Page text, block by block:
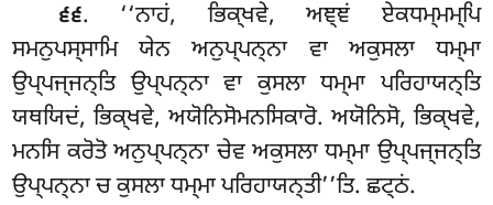
੬੬. ‘‘ਨਾਹਂ, ਭਿਕ੍ਖਵੇ, ਅਞ੍ਞਂ ਏਕਧਮ੍ਮਮ੍ਪਿ
ਸਮਨੁਪਸ੍ਸਾਮਿ ਯੇਨ ਅਨੁਪ੍ਪਨ੍ਨਾ ਵਾ ਅਕੁਸਲਾ ਧਮ੍ਮਾ
ਉਪ੍ਪਜ੍ਜਨ੍ਤਿ ਉਪ੍ਪਨ੍ਨਾ ਵਾ ਕੁਸਲਾ ਧਮ੍ਮਾ ਪਰਿਹਾਯਨ੍ਤਿ
ਯਥਯਿਦਂ, ਭਿਕ੍ਖਵੇ, ਅਯੋਨਿਸੋਮਨਸਿਕਾਰੋ. ਅਯੋਨਿਸੋ, ਭਿਕ੍ਖਵੇ,
ਮਨਸਿ ਕਰੋਤੋ ਅਨੁਪ੍ਪਨ੍ਨਾ ਚੇਵ ਅਕੁਸਲਾ ਧਮ੍ਮਾ ਉਪ੍ਪਜ੍ਜਨ੍ਤਿ
ਉਪ੍ਪਨ੍ਨਾ ਚ ਕੁਸਲਾ ਧਮ੍ਮਾ ਪਰਿਹਾਯਨ੍ਤੀ’’ਤਿ. ਛਟ੍ਠਂ.